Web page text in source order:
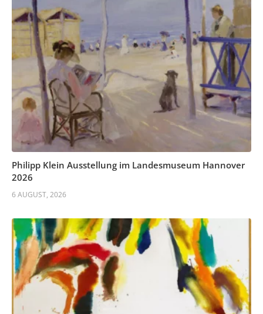
Philipp Klein Ausstellung im Landesmuseum Hannover
2026
6 AUGUST, 2026